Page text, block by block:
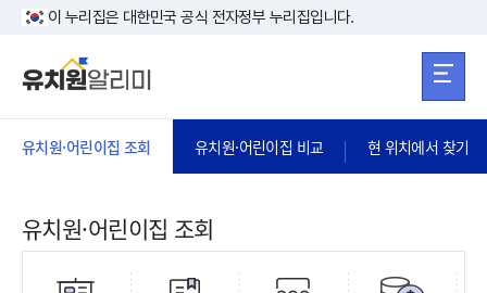
본문 바로가기
이 누리집은 대한민국 공식 전자정부 누리집입니다.
유치원·어린이집 조회 유치원·어린이집 비교 현 위치에서 찾기
유치원·어린이집 조회